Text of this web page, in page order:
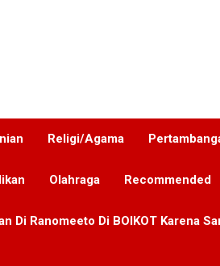
Religi/Agama
Olahraga Recommended
Di Ranomeeto Di BOIKOT Karena